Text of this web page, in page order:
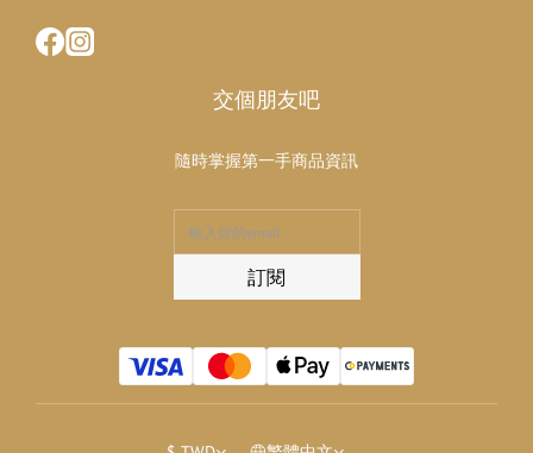
交個朋友吧
隨時掌握第一手商品資訊
訂閱